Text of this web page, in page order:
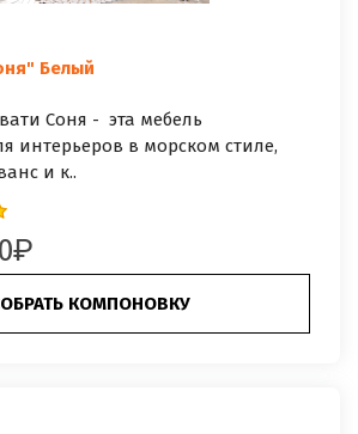
Белый
Соня - эта мебель
интерьеров в морском стиле,
и к..
КОМПОНОВКУ